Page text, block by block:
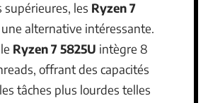
supérieures, les Ryzen 7
alternative intéressante.
Ryzen 7 5825U intègre 8
offrant des capacités
tâches plus lourdes telles